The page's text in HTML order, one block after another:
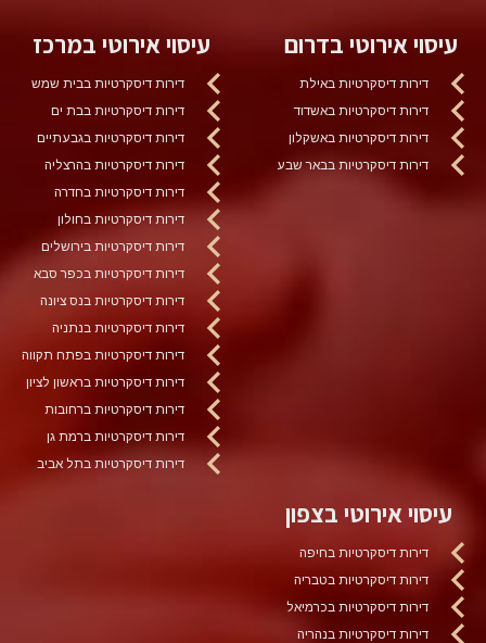
עיסוי אירוטי בדרום
דירות דיסקרטיות באילת
דירות דיסקרטיות באשדוד
דירות דיסקרטיות באשקלון
דירות דיסקרטיות בבאר שבע
עיסוי אירוטי במרכז
דירות דיסקרטיות בבית שמש
דירות דיסקרטיות בבת ים
דירות דיסקרטיות בגבעתיים
דירות דיסקרטיות בהרצליה
דירות דיסקרטיות בחדרה
דירות דיסקרטיות בחולון
דירות דיסקרטיות בירושלים
דירות דיסקרטיות בכפר סבא
דירות דיסקרטיות בנס ציונה
דירות דיסקרטיות בנתניה
דירות דיסקרטיות בפתח תקווה
דירות דיסקרטיות בראשון לציון
דירות דיסקרטיות ברחובות
דירות דיסקרטיות ברמת גן
דירות דיסקרטיות בתל אביב
עיסוי אירוטי בצפון
דירות דיסקרטיות בחיפה
דירות דיסקרטיות בטבריה
דירות דיסקרטיות בכרמיאל
דירות דיסקרטיות בנהריה